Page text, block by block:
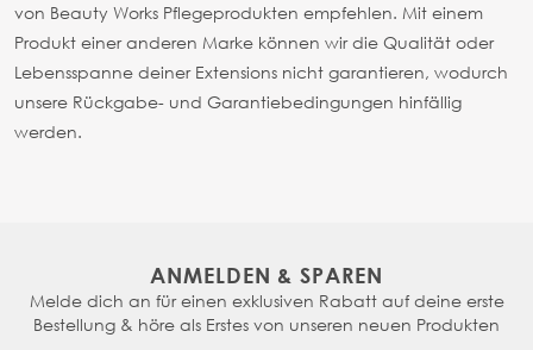
von Beauty Works Pflegeprodukten empfehlen. Mit einem
Produkt einer anderen Marke können wir die Qualität oder
Lebensspanne deiner Extensions nicht garantieren, wodurch
unsere Rückgabe- und Garantiebedingungen hinfällig
werden.
ANMELDEN & SPAREN
Melde dich an für einen exklusiven Rabatt auf deine erste
Bestellung & höre als Erstes von unseren neuen Produkten